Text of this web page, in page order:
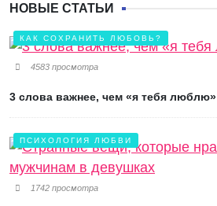
НОВЫЕ СТАТЬИ
КАК СОХРАНИТЬ ЛЮБОВЬ?
4583 просмотра
3 слова важнее, чем «я тебя люблю»
ПСИХОЛОГИЯ ЛЮБВИ
1742 просмотра